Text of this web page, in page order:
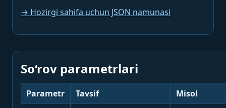
→ Hozirgi sahifa uchun JSON namunasi
So‘rov parametrlari
Parametr Tavsif Misol